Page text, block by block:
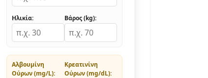
Ηλικία: Βάρος (kg):
Αλβουμίνη
Ούρων (mg/L):
Κρεατινίνη
Ούρων (mg/dL):